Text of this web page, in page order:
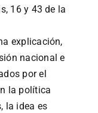
16 y 43 de la
explicación,
nacional e
por el
la política
la idea es